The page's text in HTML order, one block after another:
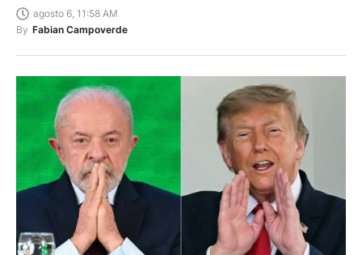
agosto 6, 11:58 AM
By Fabian Campoverde